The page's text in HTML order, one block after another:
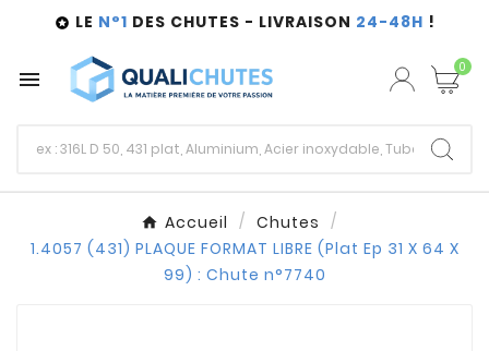
 LE N°1 DES CHUTES - LIVRAISON 24-48H !
 0
Accueil
Chutes
1.4057 (431) PLAQUE FORMAT LIBRE (Plat Ep 31 X 64 X
99) : Chute n°7740